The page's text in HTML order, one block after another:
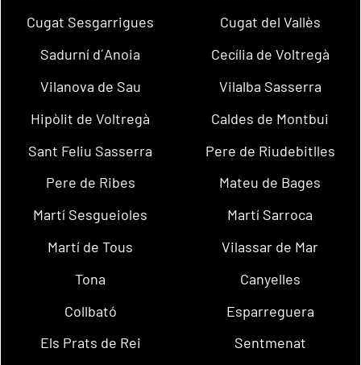
Cugat Sesgarrigues
Cugat del Vallès
Sadurní d´Anoia
Cecília de Voltregà
Vilanova de Sau
Vilalba Sasserra
Hipòlit de Voltregà
Caldes de Montbui
Sant Feliu Sasserra
Pere de Riudebitlles
Pere de Ribes
Mateu de Bages
Martí Sesgueioles
Martí Sarroca
Martí de Tous
Vilassar de Mar
Tona
Canyelles
Collbató
Esparreguera
Els Prats de Rei
Sentmenat